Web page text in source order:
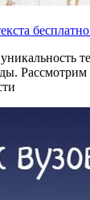
Рассмотрим